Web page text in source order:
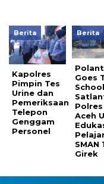
Berita
Kapolres
Pimpin Tes
Urine dan
Pemeriksaan
Telepon
Genggam
Personel
Berita
Goes
Polres
Aceh
SMAN
Girek